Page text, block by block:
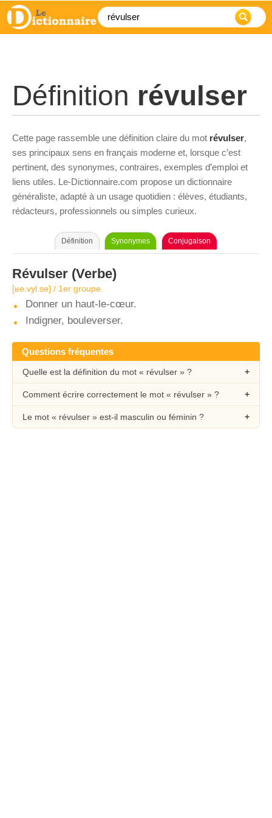
Définition révulser
Cette page rassemble une définition claire du mot révulser,
ses principaux sens en français moderne et, lorsque c’est
pertinent, des synonymes, contraires, exemples d’emploi et
liens utiles. Le-Dictionnaire.com propose un dictionnaire
généraliste, adapté à un usage quotidien : élèves, étudiants,
rédacteurs, professionnels ou simples curieux.
Définition Synonymes Conjugaison
Révulser (Verbe)
[ʁe.vyl.se] / 1er groupe
Donner un haut-le-cœur.
Indigner, bouleverser.
Questions fréquentes
Quelle est la définition du mot « révulser » ?
Comment écrire correctement le mot « révulser » ?
Le mot « révulser » est-il masculin ou féminin ?